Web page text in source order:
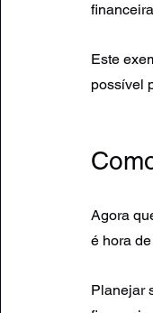
Este
possível
Agora
é hora
Planejar